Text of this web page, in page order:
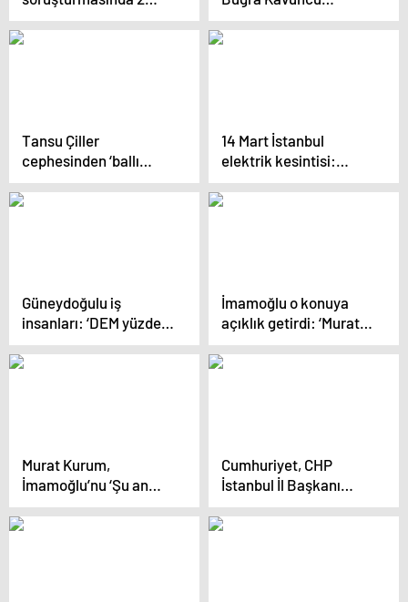
şüphelinin ifadesine
ulaşıldı
Cumhuriyet TV’de
soruları yanıtladı! Tüm
Tansu Çiller
cephesinden ‘ballı
börek imar’ açıklaması
14 Mart İstanbul
elektrik kesintisi:
İstanbul ilçelerinde
elektrikler ne zaman
Güneydoğulu iş
insanları: ‘DEM yüzde
3-4 alır, gerisi
İmamoğlu’na…’
İmamoğlu o konuya
açıklık getirdi: ‘Murat
Kurum’un yüzüne
söyledim…’
Murat Kurum,
İmamoğlu’nu ‘Şu an
istifa etmeli’ diyerek
hedef aldı: ‘Kent
Cumhuriyet, CHP
İstanbul İl Başkanı
Özgür Çelik ile sahaya
çıktı: ‘Sandıklar bize